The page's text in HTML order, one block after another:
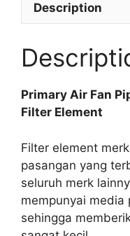
Description
Primary Air Fan
Filter Element
Filter element
pasangan yang
seluruh merk
mempunyai media
sehingga